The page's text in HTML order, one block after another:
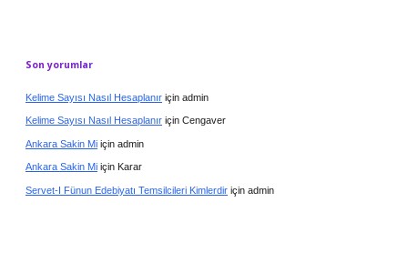
Son yorumlar
Kelime Sayısı Nasıl Hesaplanır için admin
Kelime Sayısı Nasıl Hesaplanır için Cengaver
Ankara Sakin Mi için admin
Ankara Sakin Mi için Karar
Servet-I Fünun Edebiyatı Temsilcileri Kimlerdir için admin